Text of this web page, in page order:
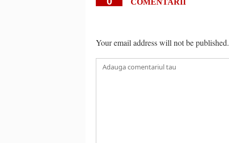
Your email address will not be published.